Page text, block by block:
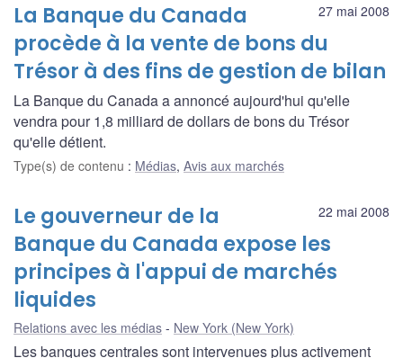
27 mai 2008
La Banque du Canada
procède à la vente de bons du
Trésor à des fins de gestion de bilan
La Banque du Canada a annoncé aujourd'hui qu'elle
vendra pour 1,8 milliard de dollars de bons du Trésor
qu'elle détient.
Type(s) de contenu : Médias, Avis aux marchés
22 mai 2008
Le gouverneur de la
Banque du Canada expose les
principes à l'appui de marchés
liquides
Relations avec les médias New York (New York)
Les banques centrales sont intervenues plus activement